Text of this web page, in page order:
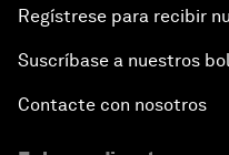
Regístrese para recibir
Suscríbase a nuestros
Contacte con nosotros